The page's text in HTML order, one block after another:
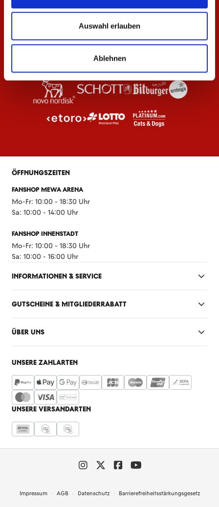
Auswahl erlauben
Ablehnen
ÖFFNUNGSZEITEN
FANSHOP MEWA ARENA
Mo-Fr: 10:00 - 18:30 Uhr
Sa: 10:00 - 14:00 Uhr
FANSHOP INNENSTADT
Mo-Fr: 10:00 - 18:30 Uhr
Sa: 10:00 - 16:00 Uhr
INFORMATIONEN & SERVICE
GUTSCHEINE & MITGLIEDERRABATT
ÜBER UNS
UNSERE ZAHLARTEN
UNSERE VERSANDARTEN
Impressum AGB Datenschutz Barrierefreiheitsstärkungsgesetz